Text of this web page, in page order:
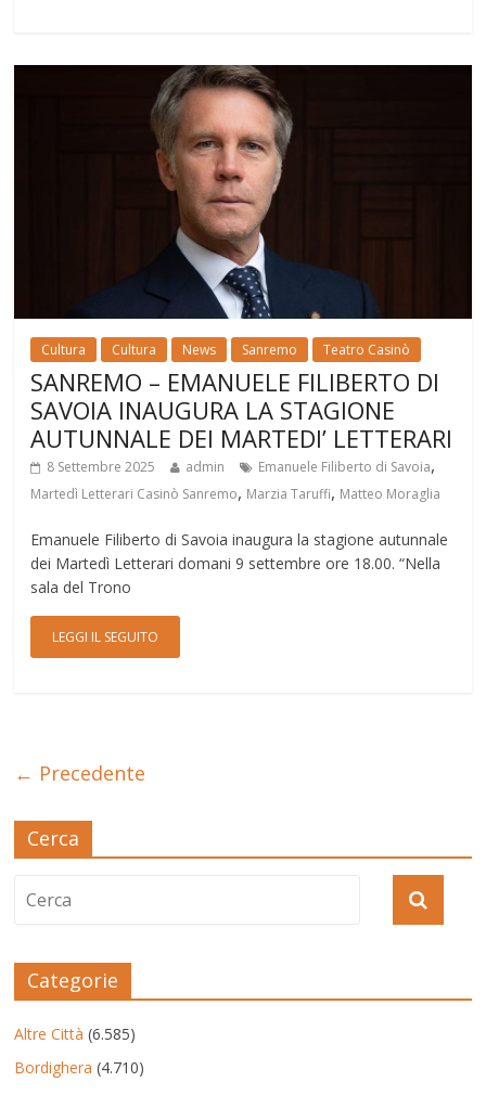
Cultura Cultura News Sanremo Teatro Casinò
SANREMO – EMANUELE FILIBERTO DI
SAVOIA INAUGURA LA STAGIONE
AUTUNNALE DEI MARTEDI’ LETTERARI
8 Settembre 2025 admin Emanuele Filiberto di Savoia,
Martedì Letterari Casinò Sanremo, Marzia Taruffi, Matteo Moraglia
Emanuele Filiberto di Savoia inaugura la stagione autunnale
dei Martedì Letterari domani 9 settembre ore 18.00. “Nella
sala del Trono
LEGGI IL SEGUITO
← Precedente
Cerca
Categorie
Altre Città (6.585)
Bordighera (4.710)